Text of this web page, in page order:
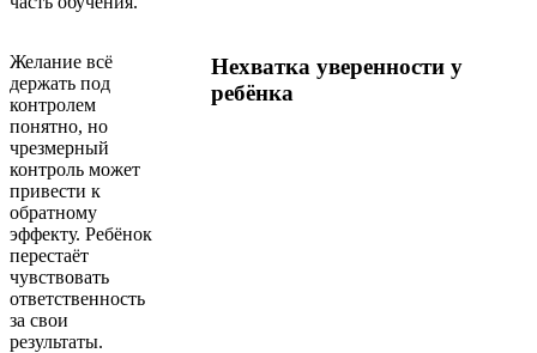
Желание всё
держать под
контролем
понятно, но
чрезмерный
контроль может
привести к
обратному
эффекту. Ребёнок
перестаёт
чувствовать
ответственность
за свои
результаты.
Нехватка уверенности у
ребёнка